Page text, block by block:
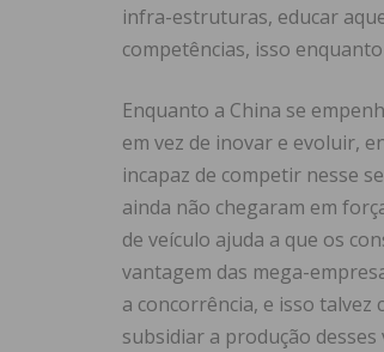
infra-estruturas, educar
competências, isso
Enquanto a China se
em vez de inovar e evoluir,
incapaz de competir nesse
ainda não chegaram em
de veículo ajuda a que os
vantagem das mega-
a concorrência, e isso
subsidiar a produção desses